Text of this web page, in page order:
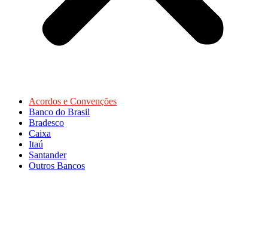
Acordos e Convenções
Banco do Brasil
Bradesco
Caixa
Itaú
Santander
Outros Bancos